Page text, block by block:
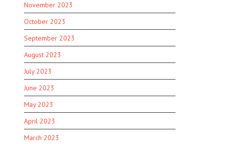
November 2023
October 2023
September 2023
August 2023
July 2023
June 2023
May 2023
April 2023
March 2023